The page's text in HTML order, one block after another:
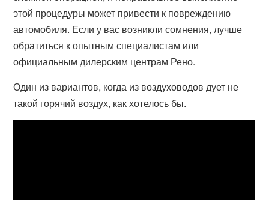
этой процедуры может привести к повреждению
автомобиля. Если у вас возникли сомнения, лучше
обратиться к опытным специалистам или
официальным дилерским центрам Рено.
Один из вариантов, когда из воздуховодов дует не
такой горячий воздух, как хотелось бы.